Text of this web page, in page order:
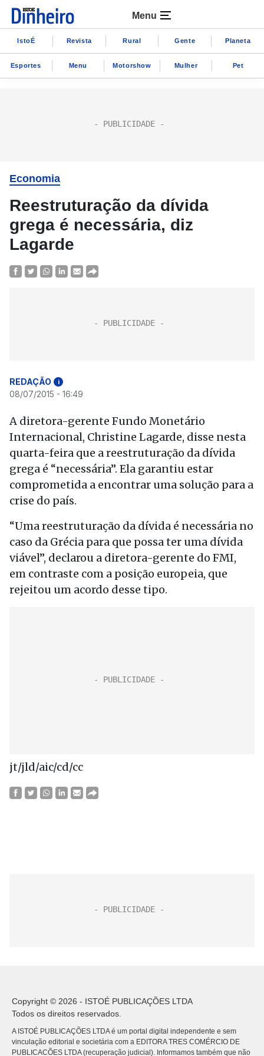
Menu
IstoÉ Revista Rural Gente Planeta
Esportes Menu Motorshow Mulher Pet
Economia
Reestruturação da dívida
grega é necessária, diz
Lagarde
REDAÇÃO i
08/07/2015 - 16:49
A diretora-gerente Fundo Monetário
Internacional, Christine Lagarde, disse nesta
quarta-feira que a reestruturação da dívida
grega é “necessária”. Ela garantiu estar
comprometida a encontrar uma solução para a
crise do país.
“Uma reestruturação da dívida é necessária no
caso da Grécia para que possa ter uma dívida
viável”, declarou a diretora-gerente do FMI,
em contraste com a posição europeia, que
rejeitou um acordo desse tipo.
jt/jld/aic/cd/cc
Copyright © 2026 - ISTOÉ PUBLICAÇÕES LTDA
Todos os direitos reservados.
A ISTOÉ PUBLICAÇÕES LTDA é um portal digital independente e sem
vinculação editorial e societária com a EDITORA TRES COMÉRCIO DE
PUBLICACÕES LTDA (recuperação judicial). Informamos também que não